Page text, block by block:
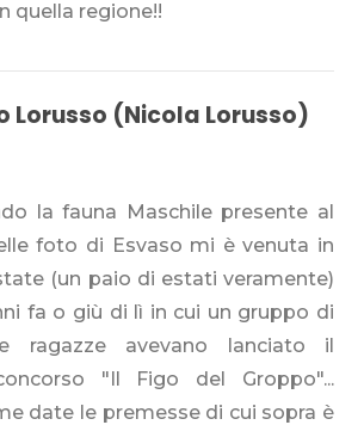
quella regione!!
Lorusso (Nicola Lorusso)
la fauna Maschile presente al
foto di Esvaso mi è venuta in
(un paio di estati veramente)
fa o giù di lì in cui un gruppo di
ragazze avevano lanciato il
"Il Figo del Groppo"...
date le premesse di cui sopra è